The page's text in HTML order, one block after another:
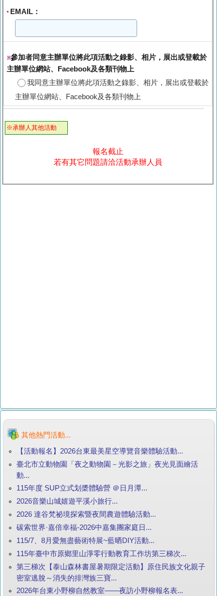
* EMAIL：
※參加者同意主辦單位將此項活動之錄影、相片，展出或登載於
主辦單位網站、Facebook及各類刊物上
我同意主辦單位將此項活動之錄影、相片，展出或登載於
主辦單位網站、Facebook及各類刊物上
※承辦人其他活動
報名截止
若有其它問題請洽活動承辦人員
其他熱門活動...
【活動報名】2026台東最美星空導覽音樂體驗活動...
臺北市立動物園「夜之動物園－光影之旅」夜光見面繪活
動...
115年度 SUP立式划槳體驗營 ＠日月潭...
2026音樂山城嬉遊平溪小旅行...
2026 達谷梵祕境探索暨夜間農遊體驗活動...
碳索世界·嘉倍幸福-2026中嘉集團家庭日...
115/7、8月愛無盡藝術特展~藍晒DIY活動...
115年臺中市原鄉里山淨零行動教育工作坊第三梯次...
第三梯次【泰山森林書屋暑期限定活動】原住民族文化親子
密室逃脫～消失的排灣族三寶...
2026年台東小野柳自然教室——夜訪小野柳報名表...